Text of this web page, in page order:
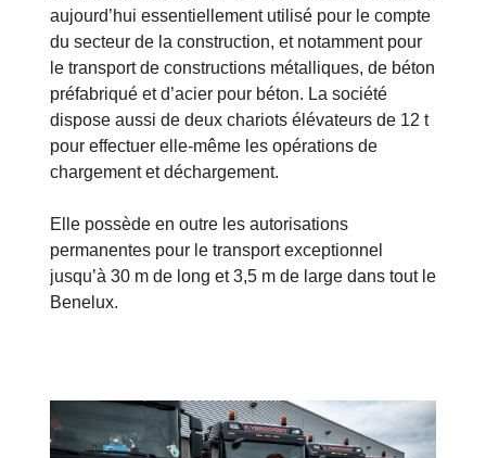
aujourd’hui essentiellement utilisé pour le compte
du secteur de la construction, et notamment pour
le transport de constructions métalliques, de béton
préfabriqué et d’acier pour béton. La société
dispose aussi de deux chariots élévateurs de 12 t
pour effectuer elle-même les opérations de
chargement et déchargement.
Elle possède en outre les autorisations
permanentes pour le transport exceptionnel
jusqu’à 30 m de long et 3,5 m de large dans tout le
Benelux.